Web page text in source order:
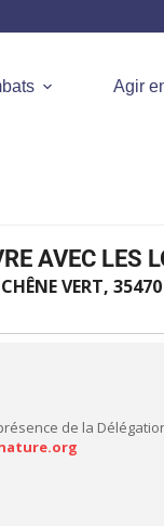
Agir
AVEC LES
VERT,
de la